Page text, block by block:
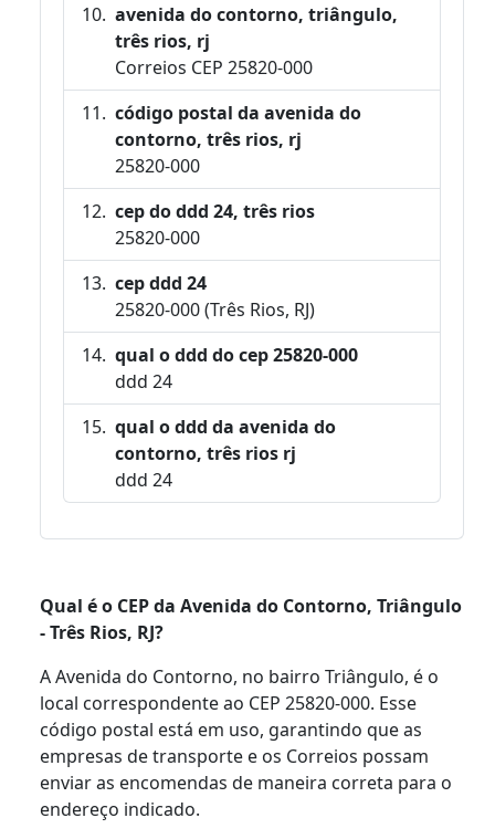
avenida do contorno, triângulo,
três rios, rj
Correios CEP 25820-000
código postal da avenida do
contorno, três rios, rj
25820-000
cep do ddd 24, três rios
25820-000
cep ddd 24
25820-000 (Três Rios, RJ)
qual o ddd do cep 25820-000
ddd 24
qual o ddd da avenida do
contorno, três rios rj
ddd 24
Qual é o CEP da Avenida do Contorno, Triângulo
- Três Rios, RJ?
A Avenida do Contorno, no bairro Triângulo, é o
local correspondente ao CEP 25820-000. Esse
código postal está em uso, garantindo que as
empresas de transporte e os Correios possam
enviar as encomendas de maneira correta para o
endereço indicado.